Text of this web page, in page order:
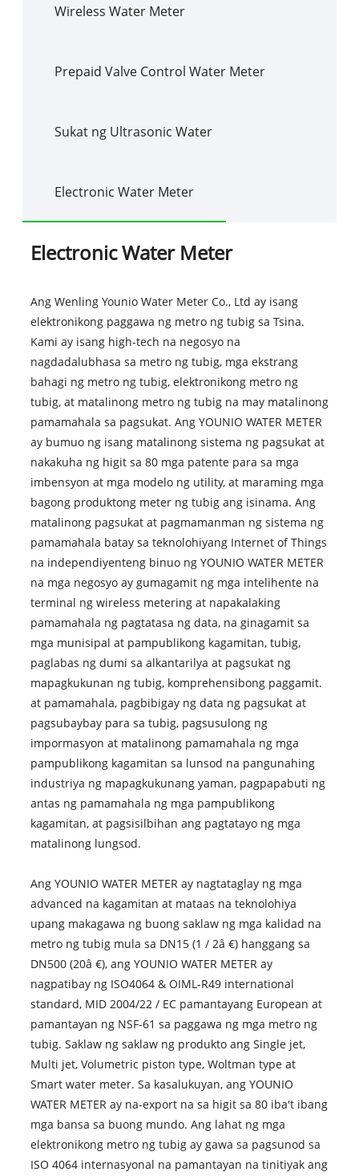
Wireless Water Meter
Prepaid Valve Control Water Meter
Sukat ng Ultrasonic Water
Electronic Water Meter
Electronic Water Meter
Ang Wenling Younio Water Meter Co., Ltd ay isang
elektronikong paggawa ng metro ng tubig sa Tsina.
Kami ay isang high-tech na negosyo na
nagdadalubhasa sa metro ng tubig, mga ekstrang
bahagi ng metro ng tubig, elektronikong metro ng
tubig, at matalinong metro ng tubig na may matalinong
pamamahala sa pagsukat. Ang YOUNIO WATER METER
ay bumuo ng isang matalinong sistema ng pagsukat at
nakakuha ng higit sa 80 mga patente para sa mga
imbensyon at mga modelo ng utility, at maraming mga
bagong produktong meter ng tubig ang isinama. Ang
matalinong pagsukat at pagmamanman ng sistema ng
pamamahala batay sa teknolohiyang Internet of Things
na independiyenteng binuo ng YOUNIO WATER METER
na mga negosyo ay gumagamit ng mga intelihente na
terminal ng wireless metering at napakalaking
pamamahala ng pagtatasa ng data, na ginagamit sa
mga munisipal at pampublikong kagamitan, tubig,
paglabas ng dumi sa alkantarilya at pagsukat ng
mapagkukunan ng tubig, komprehensibong paggamit.
at pamamahala, pagbibigay ng data ng pagsukat at
pagsubaybay para sa tubig, pagsusulong ng
impormasyon at matalinong pamamahala ng mga
pampublikong kagamitan sa lunsod na pangunahing
industriya ng mapagkukunang yaman, pagpapabuti ng
antas ng pamamahala ng mga pampublikong
kagamitan, at pagsisilbihan ang pagtatayo ng mga
matalinong lungsod.
Ang YOUNIO WATER METER ay nagtataglay ng mga
advanced na kagamitan at mataas na teknolohiya
upang makagawa ng buong saklaw ng mga kalidad na
metro ng tubig mula sa DN15 (1 / 2â €) hanggang sa
DN500 (20â €), ang YOUNIO WATER METER ay
nagpatibay ng ISO4064 & OIML-R49 international
standard, MID 2004/22 / EC pamantayang European at
pamantayan ng NSF-61 sa paggawa ng mga metro ng
tubig. Saklaw ng saklaw ng produkto ang Single jet,
Multi jet, Volumetric piston type, Woltman type at
Smart water meter. Sa kasalukuyan, ang YOUNIO
WATER METER ay na-export na sa higit sa 80 iba't ibang
mga bansa sa buong mundo. Ang lahat ng mga
elektronikong metro ng tubig ay gawa sa pagsunod sa
ISO 4064 internasyonal na pamantayan na tinitiyak ang